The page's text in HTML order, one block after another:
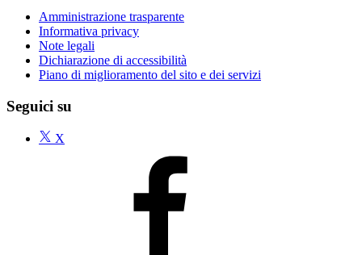
Amministrazione trasparente
Informativa privacy
Note legali
Dichiarazione di accessibilità
Piano di miglioramento del sito e dei servizi
Seguici su
X